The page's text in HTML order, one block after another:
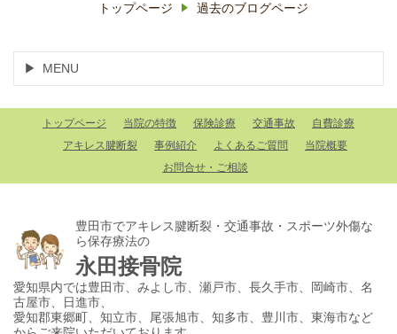
トップページ 過去のブログページ
MENU
トップページ 当院の特徴 保険診療 交通事故
自費診療
アキレス腱断裂
事例紹介 よくあるご質問
当院概要
お問合せ・ご相談
豊田市でアキレス腱断裂・交通事故・スポーツ外傷な
ら保存療法の
永田接骨院
愛知県内では豊田市、みよし市、瀬戸市、長久手市、岡崎市、名
古屋市、日進市、
愛知郡東郷町、知立市、尾張旭市、知多市、豊川市、東海市など